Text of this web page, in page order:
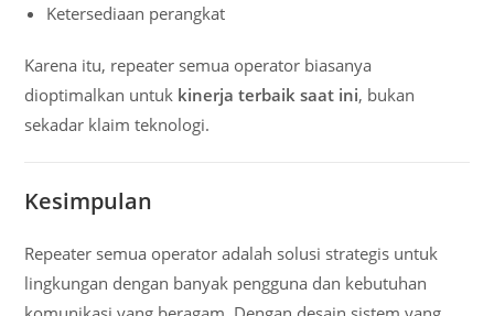
Ketersediaan perangkat
Karena itu, repeater semua operator biasanya
dioptimalkan untuk kinerja terbaik saat ini, bukan
sekadar klaim teknologi.
Kesimpulan
Repeater semua operator adalah solusi strategis untuk
lingkungan dengan banyak pengguna dan kebutuhan